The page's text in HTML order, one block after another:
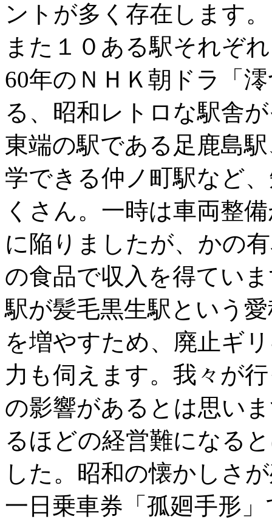
ントが多く存在します。
また１０ある駅それぞ
60年のＮＨＫ朝ドラ「
る、昭和レトロな駅舎
東端の駅である足鹿島
学できる仲ノ町駅など
くさん。一時は車両整
に陥りましたが、かの
の食品で収入を得てい
駅が髪毛黒生駅という
を増やすため、廃止ギ
力も伺えます。我々が
の影響があるとは思い
るほどの経営難になる
した。昭和の懐かしさ
一日乗車券「孤廻手形